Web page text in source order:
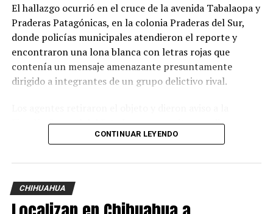
El hallazgo ocurrió en el cruce de la avenida Tabalaopa y
Praderas Patagónicas, en la colonia Praderas del Sur,
donde policías municipales atendieron el reporte y
encontraron una lona blanca con letras rojas que
contenía un mensaje amenazante presuntamente
dirigido a integrantes de un grupo delictivo rival.
Fiscalía General del Estado, cuyos peritos acudieron
para procesar la evidencia e iniciar la carpeta de
Durante las diligencias, las autoridades confirmaron que
en el perímetro de la guardería existen cámaras de
videovigilancia, por lo que las grabaciones serán
CONTINUAR LEYENDO
CHIHUAHUA